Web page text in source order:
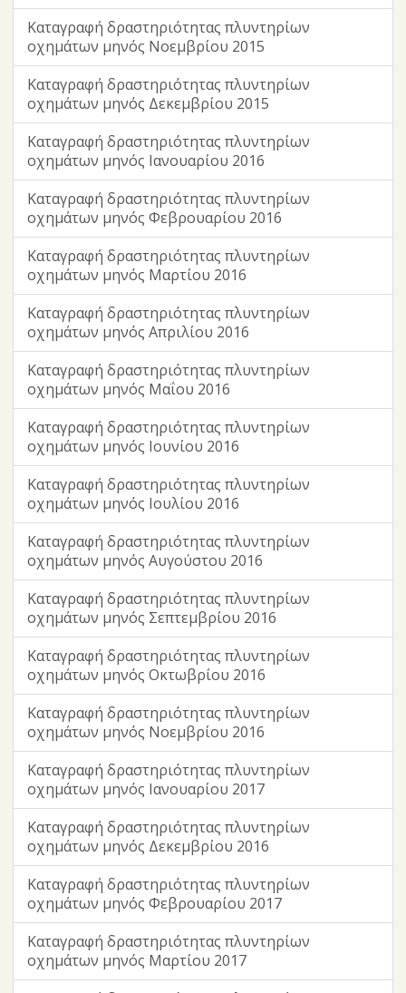
Καταγραφή δραστηριότητας πλυντηρίων
οχημάτων μηνός Νοεμβρίου 2015
Καταγραφή δραστηριότητας πλυντηρίων
οχημάτων μηνός Δεκεμβρίου 2015
Καταγραφή δραστηριότητας πλυντηρίων
οχημάτων μηνός Ιανουαρίου 2016
Καταγραφή δραστηριότητας πλυντηρίων
οχημάτων μηνός Φεβρουαρίου 2016
Καταγραφή δραστηριότητας πλυντηρίων
οχημάτων μηνός Μαρτίου 2016
Καταγραφή δραστηριότητας πλυντηρίων
οχημάτων μηνός Απριλίου 2016
Καταγραφή δραστηριότητας πλυντηρίων
οχημάτων μηνός Μαΐου 2016
Καταγραφή δραστηριότητας πλυντηρίων
οχημάτων μηνός Ιουνίου 2016
Καταγραφή δραστηριότητας πλυντηρίων
οχημάτων μηνός Ιουλίου 2016
Καταγραφή δραστηριότητας πλυντηρίων
οχημάτων μηνός Αυγούστου 2016
Καταγραφή δραστηριότητας πλυντηρίων
οχημάτων μηνός Σεπτεμβρίου 2016
Καταγραφή δραστηριότητας πλυντηρίων
οχημάτων μηνός Οκτωβρίου 2016
Καταγραφή δραστηριότητας πλυντηρίων
οχημάτων μηνός Νοεμβρίου 2016
Καταγραφή δραστηριότητας πλυντηρίων
οχημάτων μηνός Ιανουαρίου 2017
Καταγραφή δραστηριότητας πλυντηρίων
οχημάτων μηνός Δεκεμβρίου 2016
Καταγραφή δραστηριότητας πλυντηρίων
οχημάτων μηνός Φεβρουαρίου 2017
Καταγραφή δραστηριότητας πλυντηρίων
οχημάτων μηνός Μαρτίου 2017